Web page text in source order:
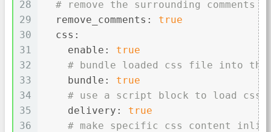
28
29
30
31
32
33
34
35
36
# remove the surrounding
remove_comments:
true
css:
enable:
true
# bundle loaded css file into the
bundle:
true
# use a script block to load css
delivery:
true
# make specific css content